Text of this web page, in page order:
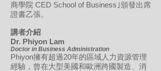
商學院 CED School of Business｣頒發出席
證書乙張。
講者介紹
Dr. Phiyon Lam
Doctor in Business Administration
Phiyon擁有超過20年的區域人力資源管理
經驗，曾在大型美國和歐洲跨國製造、消